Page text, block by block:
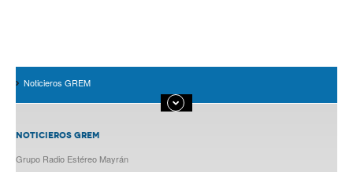
Noticieros GREM
NOTICIEROS GREM
Grupo Radio Estéreo Mayrán